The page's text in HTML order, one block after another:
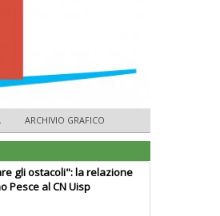
ARCHIVIO GRAFICO
gli ostacoli": la relazione
Pesce al CN Uisp